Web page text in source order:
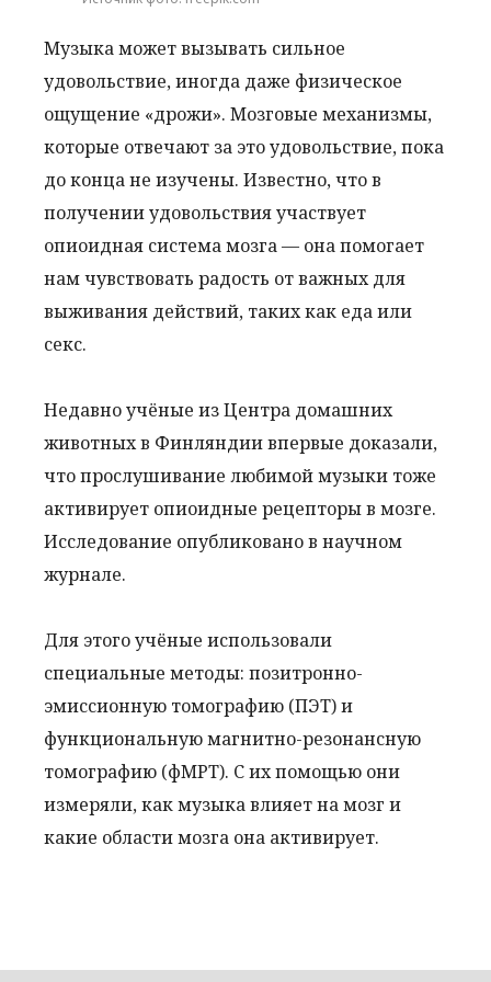
Музыка может вызывать сильное
удовольствие, иногда даже физическое
ощущение «дрожи». Мозговые механизмы,
которые отвечают за это удовольствие, пока
до конца не изучены. Известно, что в
получении удовольствия участвует
опиоидная система мозга — она помогает
нам чувствовать радость от важных для
выживания действий, таких как еда или
секс.
Недавно учёные из Центра домашних
животных в Финляндии впервые доказали,
что прослушивание любимой музыки тоже
активирует опиоидные рецепторы в мозге.
Исследование опубликовано в научном
журнале.
Для этого учёные использовали
специальные методы: позитронно-
эмиссионную томографию (ПЭТ) и
функциональную магнитно-резонансную
томографию (фМРТ). С их помощью они
измеряли, как музыка влияет на мозг и
какие области мозга она активирует.